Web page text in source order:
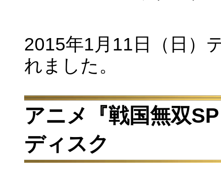
2015年1月11日（日）
れました。
アニメ『戦国無双
ディスク